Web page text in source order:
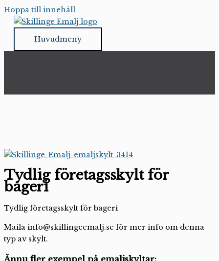
Hoppa till innehåll
Huvudmeny
Tydlig företagsskylt för
bageri
Tydlig företagsskylt för bageri
Maila info@skillingeemalj.se för mer info om denna
typ av skylt.